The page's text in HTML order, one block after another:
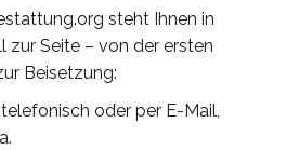
steht Ihnen in
zur Seite – von der ersten
Beisetzung:
oder per E-Mail,